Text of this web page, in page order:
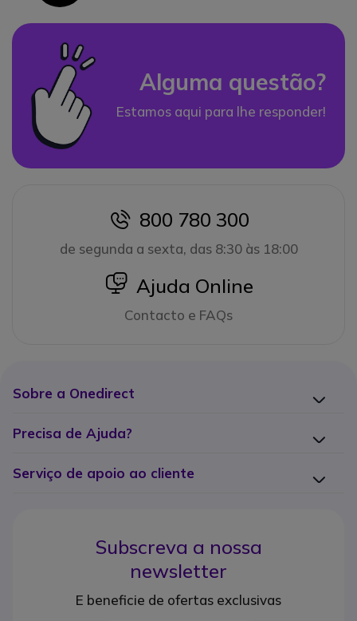
Alguma questão?
Estamos aqui para lhe responder!
icon
800 780 300
de segunda a sexta, das 8:30 às 18:00
icon
Ajuda Online
Contacto e FAQs
Sobre a Onedirect
Precisa de Ajuda?
Serviço de apoio ao cliente
Subscreva a nossa
newsletter
E beneficie de ofertas exclusivas